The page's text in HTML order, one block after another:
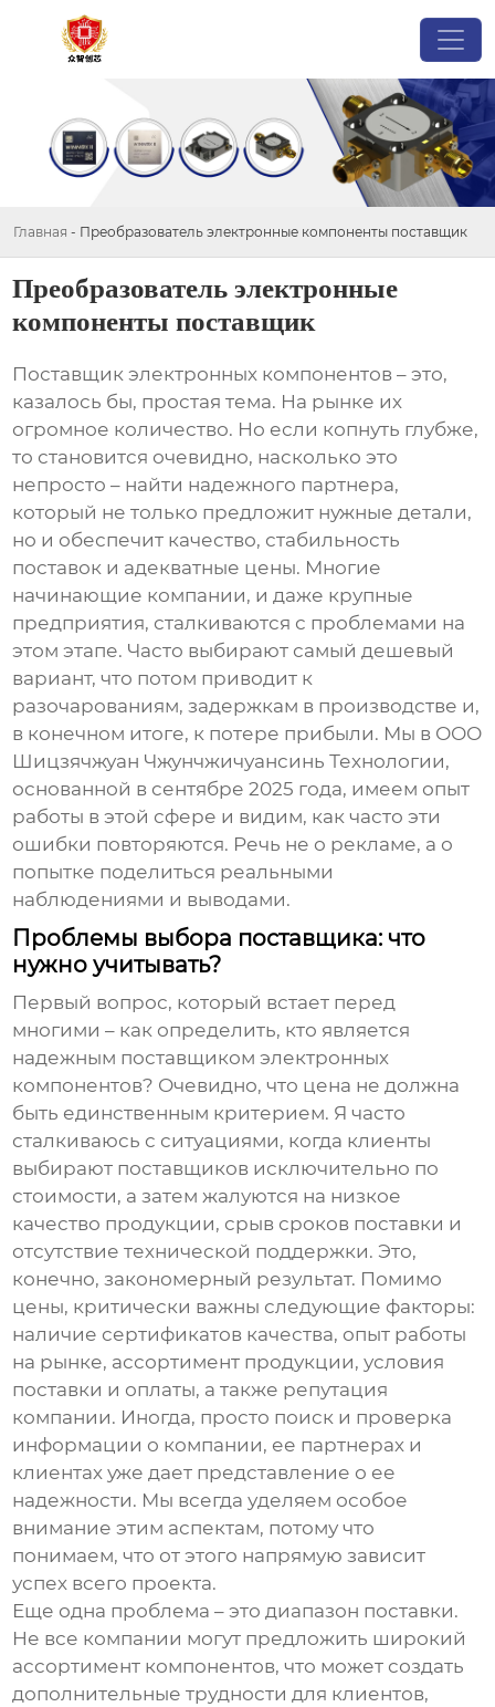
Главная - Преобразователь электронные компоненты поставщик
Преобразователь электронные
компоненты поставщик
Поставщик электронных компонентов – это,
казалось бы, простая тема. На рынке их
огромное количество. Но если копнуть глубже,
то становится очевидно, насколько это
непросто – найти надежного партнера,
который не только предложит нужные детали,
но и обеспечит качество, стабильность
поставок и адекватные цены. Многие
начинающие компании, и даже крупные
предприятия, сталкиваются с проблемами на
этом этапе. Часто выбирают самый дешевый
вариант, что потом приводит к
разочарованиям, задержкам в производстве и,
в конечном итоге, к потере прибыли. Мы в ООО
Шицзячжуан Чжунчжичуансинь Технологии,
основанной в сентябре 2025 года, имеем опыт
работы в этой сфере и видим, как часто эти
ошибки повторяются. Речь не о рекламе, а о
попытке поделиться реальными
наблюдениями и выводами.
Проблемы выбора поставщика: что
нужно учитывать?
Первый вопрос, который встает перед
многими – как определить, кто является
надежным поставщиком электронных
компонентов? Очевидно, что цена не должна
быть единственным критерием. Я часто
сталкиваюсь с ситуациями, когда клиенты
выбирают поставщиков исключительно по
стоимости, а затем жалуются на низкое
качество продукции, срыв сроков поставки и
отсутствие технической поддержки. Это,
конечно, закономерный результат. Помимо
цены, критически важны следующие факторы:
наличие сертификатов качества, опыт работы
на рынке, ассортимент продукции, условия
поставки и оплаты, а также репутация
компании. Иногда, просто поиск и проверка
информации о компании, ее партнерах и
клиентах уже дает представление о ее
надежности. Мы всегда уделяем особое
внимание этим аспектам, потому что
понимаем, что от этого напрямую зависит
успех всего проекта.
Еще одна проблема – этодиапазон поставки.
Не все компании могут предложить широкий
ассортимент компонентов, что может создать
дополнительные трудности для клиентов,